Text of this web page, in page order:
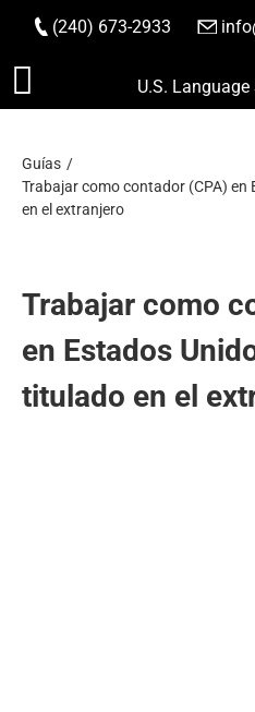
Saltar
(240) 673-2933
U.S. Language
Guías
Trabajar como contador (CPA)
en el extranjero
Trabajar como
en Estados
titulado en el